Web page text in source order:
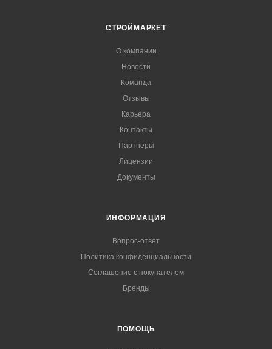
СТРОЙМАРКЕТ
О компании
Новости
Команда
Отзывы
Карьера
Контакты
Партнеры
Лицензии
Документы
ИНФОРМАЦИЯ
Вопрос-ответ
Политика конфиденциальности
Соглашение с покупателем
Бренды
ПОМОЩЬ